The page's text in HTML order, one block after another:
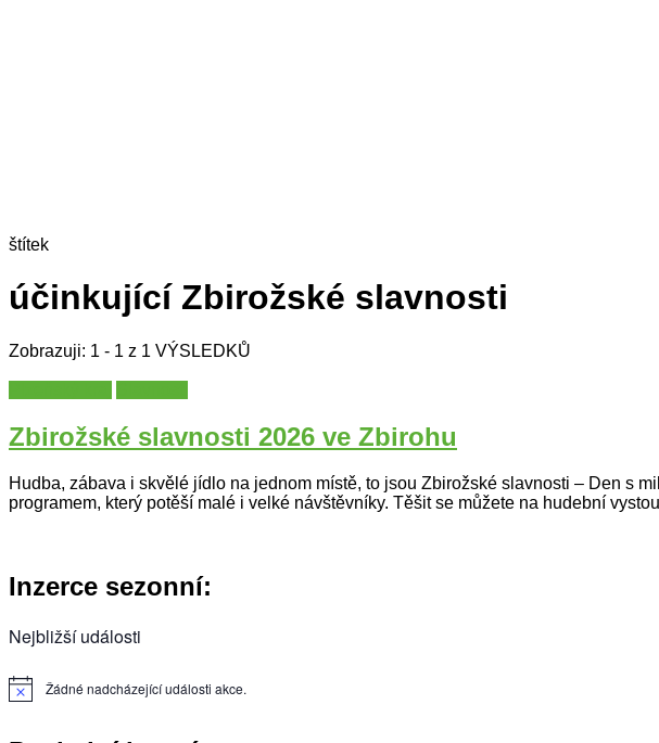
štítek
účinkující Zbirožské slavnosti
Zobrazuji: 1 - 1 z 1 VÝSLEDKŮ
Zbirožské slavnosti 2026 ve Zbirohu
Hudba, zábava i skvělé jídlo na jednom místě, to jsou Zbirožské slavnosti – Den s
programem, který potěší malé i velké návštěvníky. Těšit se můžete na hudební
Inzerce sezonní:
Nejbližší události
Notice Žádné nadcházející události akce.